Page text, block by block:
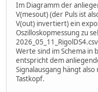
Im Diagramm der
V(mesout) (der Puls ist
V(out) invertiert) ein
Oszilloskopmessung zu
Werte sind im Schema in
entspricht dem
Signalausgang hängt
Tastkopf.